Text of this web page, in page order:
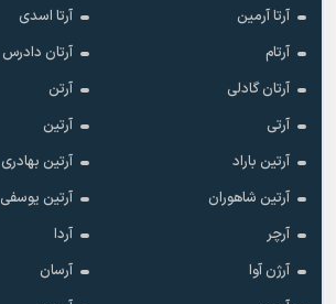
آرتا آرمین
آرتا اسدی
آرتام
آرتان دادرس
آرتان گادلی
آرتن
آرتی
آرتین
آرتین باراد
آرتین بهادری
آرتین شاهوران
آرتین یوسفی
آرچر
آردا
آرژن آوا
آرسان